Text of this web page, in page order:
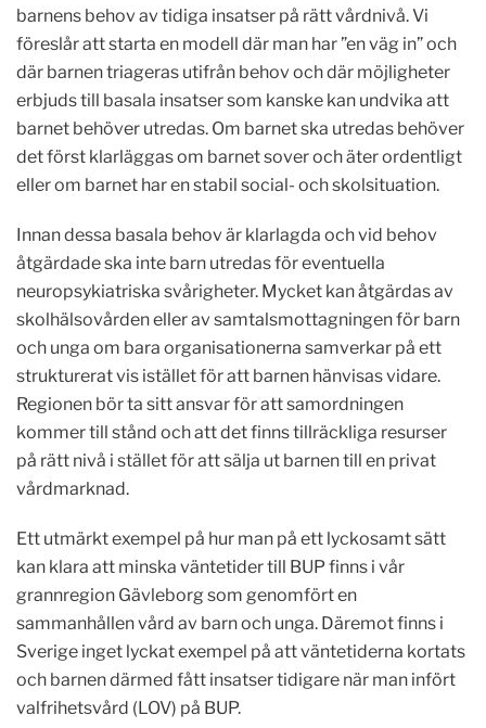
barnens behov av tidiga insatser på rätt vårdnivå. Vi
föreslår att starta en modell där man har ”en väg in” och
där barnen triageras utifrån behov och där möjligheter
erbjuds till basala insatser som kanske kan undvika att
barnet behöver utredas. Om barnet ska utredas behöver
det först klarläggas om barnet sover och äter ordentligt
eller om barnet har en stabil social- och skolsituation.
Innan dessa basala behov är klarlagda och vid behov
åtgärdade ska inte barn utredas för eventuella
neuropsykiatriska svårigheter. Mycket kan åtgärdas av
skolhälsovården eller av samtalsmottagningen för barn
och unga om bara organisationerna samverkar på ett
strukturerat vis istället för att barnen hänvisas vidare.
Regionen bör ta sitt ansvar för att samordningen
kommer till stånd och att det finns tillräckliga resurser
på rätt nivå i stället för att sälja ut barnen till en privat
vårdmarknad.
Ett utmärkt exempel på hur man på ett lyckosamt sätt
kan klara att minska väntetider till BUP finns i vår
grannregion Gävleborg som genomfört en
sammanhållen vård av barn och unga. Däremot finns i
Sverige inget lyckat exempel på att väntetiderna kortats
och barnen därmed fått insatser tidigare när man infört
valfrihetsvård (LOV) på BUP.